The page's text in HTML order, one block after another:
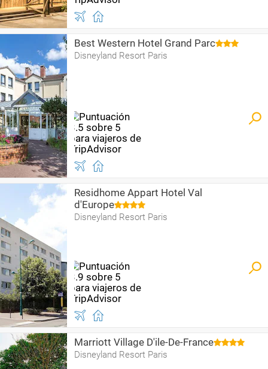
Best Western Hotel Grand Parc
Disneyland Resort Paris
Residhome Appart Hotel Val
d'Europe
Disneyland Resort Paris
Marriott Village D'ile-De-France
Disneyland Resort Paris